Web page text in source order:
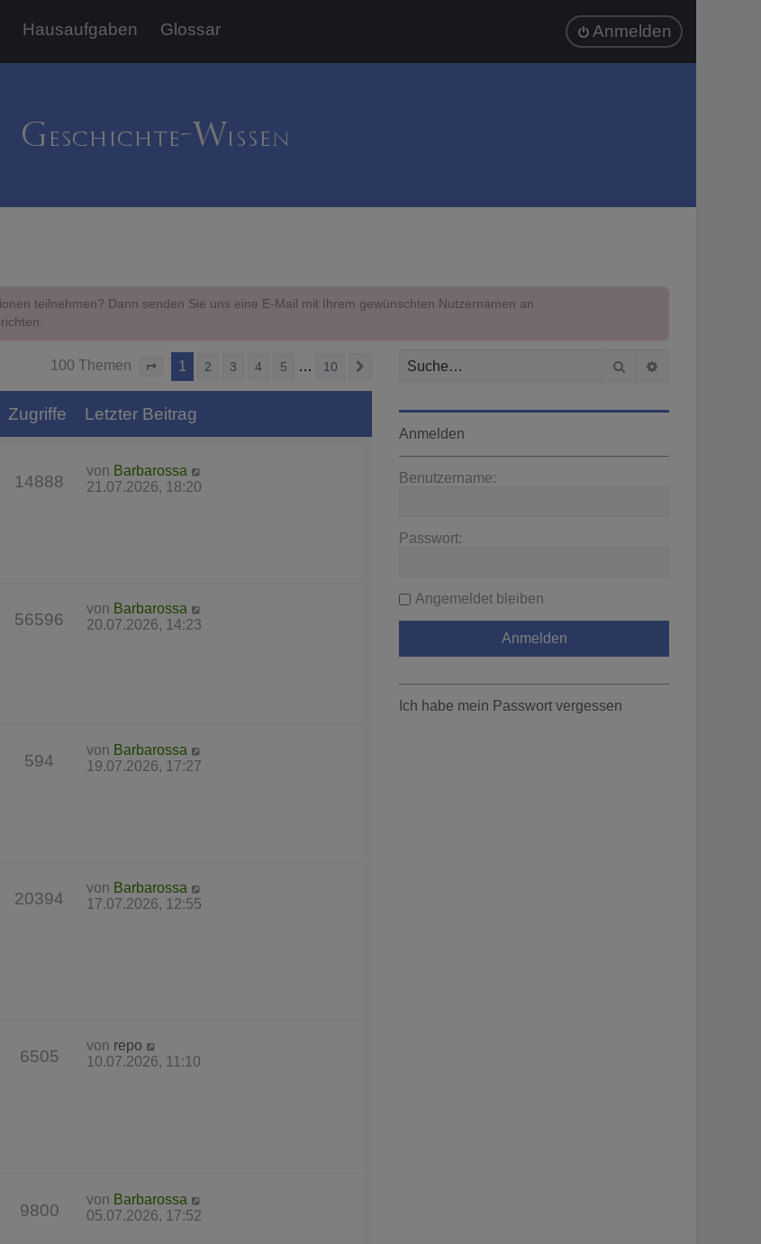
Hausaufgaben Glossar Anmelden
teilnehmen? Dann senden Sie uns eine E-Mail mit Ihrem gewünschten Nutzernamen an
100 Themen Seite von 10
1 2 3 4 5 … 10 Nächste
Zugriffe Letzter Beitrag
14888
von Barbarossa
21.07.2026, 18:20
56596
von Barbarossa
20.07.2026, 14:23
594
von Barbarossa
19.07.2026, 17:27
20394
von Barbarossa
17.07.2026, 12:55
6505
von repo
10.07.2026, 11:10
9800
von Barbarossa
05.07.2026, 17:52
Suche
Anmelden
Benutzername:
Passwort:
Angemeldet bleiben
Ich habe mein Passwort vergessen